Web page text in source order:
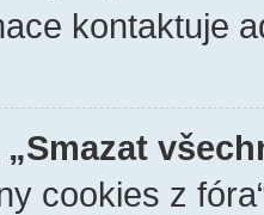
kontaktuje
cookies z